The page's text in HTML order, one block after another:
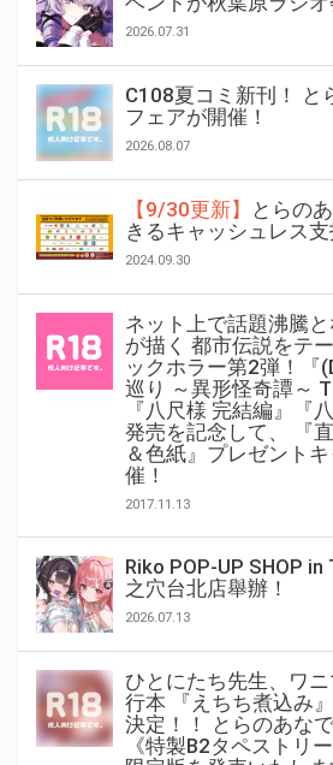
2026.07.31
C108夏コミ新刊！ と
フェアが開催！
2026.08.07
【9/30更新】
とらの
きるキャッシュレス
2024.09.30
ネット上で話題沸騰
が描く 都市伝説をテ
ックホラー第2弾！『
巡り ～異形怪奇譚～
『八尺様 完結編』『
発売を記念して、 『
＆色紙』プレゼント
催！
2017.11.13
Riko POP-UP SHOP in
之穴台北店舉辦！
2026.07.13
ひとにたち先生、ワ
行本 『えちち煮込み
決定！！ とらのあな
《特製B2タペストリ